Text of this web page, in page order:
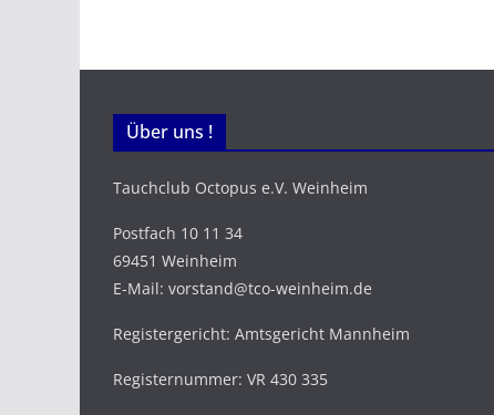
Über uns !
Tauchclub Octopus e.V. Weinheim
Postfach 10 11 34
69451 Weinheim
E-Mail: vorstand@tco-weinheim.de
Registergericht: Amtsgericht Mannheim
Registernummer: VR 430 335